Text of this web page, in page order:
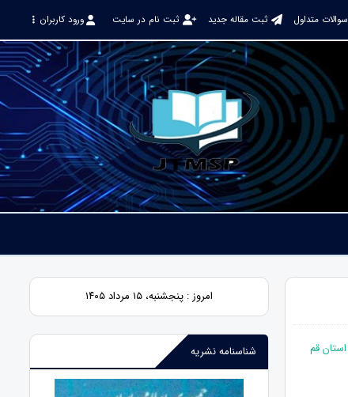
سوالات متداول ثبت مقاله جدید ثبت نام در سایت ورود کاربران
امروز : پنجشنبه، ۱۵ مرداد ۱۴۰۵
شناسنامه نشریه